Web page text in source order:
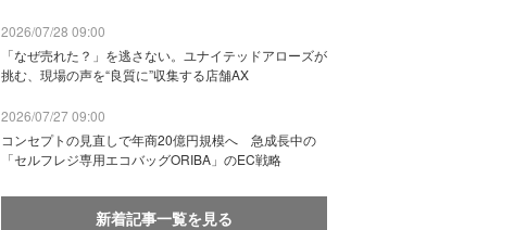
2026/07/28 09:00
「なぜ売れた？」を逃さない。ユナイテッドアローズが
挑む、現場の声を“良質に”収集する店舗AX
2026/07/27 09:00
コンセプトの見直しで年商20億円規模へ 急成長中の
「セルフレジ専用エコバッグORIBA」のEC戦略
新着記事一覧を見る